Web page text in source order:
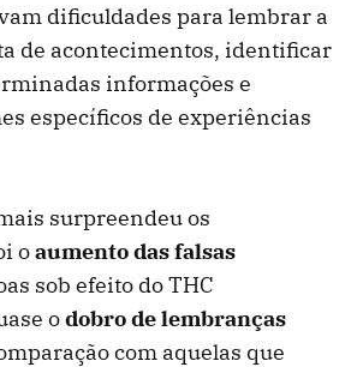
dificuldades para lembrar a
de acontecimentos, identificar
informações e
específicos de experiências
surpreendeu os
oaumento das falsas
sob efeito do THC
odobro de lembranças
com aquelas que